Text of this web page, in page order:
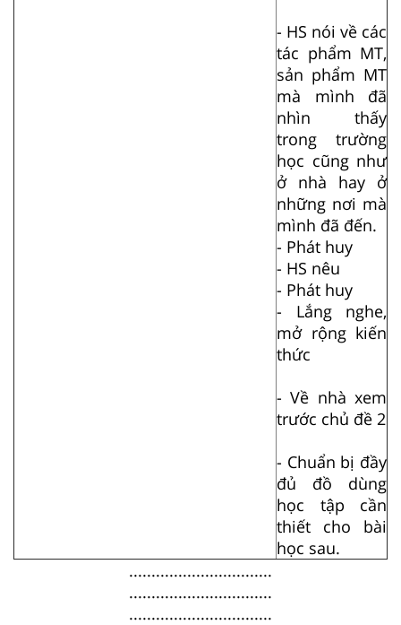
- HS nói về các
tác phẩm MT,
sản phẩm MT
mà mình đã
nhìn thấy
trong trường
học cũng như
ở nhà hay ở
những nơi mà
mình đã đến.
- Phát huy
- HS nêu
- Phát huy
- Lắng nghe,
mở rộng kiến
thức
- Về nhà xem
trước chủ đề 2
- Chuẩn bị đầy
đủ đồ dùng
học tập cần
thiết cho bài
học sau.
................................
................................
................................